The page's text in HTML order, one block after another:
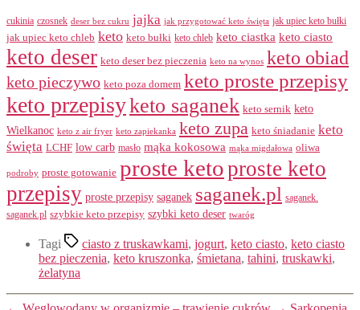
cukinia czosnek deser bez cukru jajka jak przygotować keto święta jak upiec keto bułki
jak upiec keto chleb keto keto bułki keto chleb keto ciastka keto ciasto
keto deser keto deser bez pieczenia keto na wynos keto obiad
keto pieczywo keto poza domem keto proste przepisy
keto przepisyketo saganek keto sernik keto
Wielkanoc keto z air fryer keto zapiekanka keto zupa keto śniadanie keto
święta LCHF low carb masło mąka kokosowa mąka migdałowa oliwa
podroby proste gotowanie proste ketoproste keto
przepisy proste przepisy saganek saganek.pl saganek.
saganek.pl szybkie keto przepisy szybki keto deser twaróg
Tagi ciasto z truskawkami, jogurt, keto ciasto, keto ciasto
bez pieczenia, keto kruszonka, śmietana, tahini, truskawki,
żelatyna